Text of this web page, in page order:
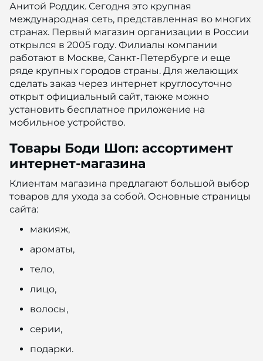
Анитой Роддик. Сегодня это крупная
международная сеть, представленная во многих
странах. Первый магазин организации в России
открылся в 2005 году. Филиалы компании
работают в Москве, Санкт-Петербурге и еще
ряде крупных городов страны. Для желающих
сделать заказ через интернет круглосуточно
открыт официальный сайт, также можно
установить бесплатное приложение на
мобильное устройство.
Товары Боди Шоп: ассортимент
интернет-магазина
Клиентам магазина предлагают большой выбор
товаров для ухода за собой. Основные страницы
сайта:
макияж,
ароматы,
тело,
лицо,
волосы,
серии,
подарки.